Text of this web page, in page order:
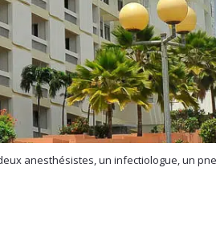
anesthésistes, un infectiologue, un